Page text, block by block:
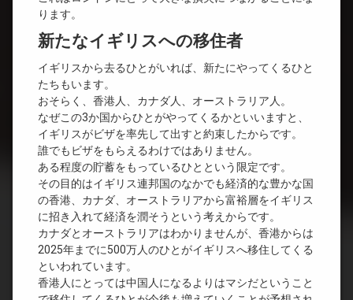
ります。
新たなイギリスへの移住者
イギリスから去るひとがいれば、新たにやってくるひと
たちもいます。
おそらく、香港人、カナダ人、オーストラリア人。
なぜこの3か国からひとがやってくるかといいますと、
イギリスがビザを率先して出すと約束したからです。
誰でもビザをもらえるわけではありません。
ある程度の貯蓄をもっているひとという限定です。
その目的はイギリス連邦国のなかでも経済的な豊かな国
の香港、カナダ、オーストラリアから富裕層をイギリス
に招き入れて経済を潤そうという考えからです。
カナダとオーストラリアはわかりませんが、香港からは
2025年までに500万人のひとがイギリスへ移住してくる
といわれています。
香港人にとっては中国人になるよりはマシだということ